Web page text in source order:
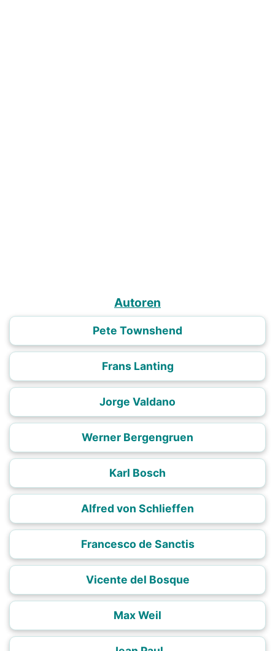
Autoren
Pete Townshend
Frans Lanting
Jorge Valdano
Werner Bergengruen
Karl Bosch
Alfred von Schlieffen
Francesco de Sanctis
Vicente del Bosque
Max Weil